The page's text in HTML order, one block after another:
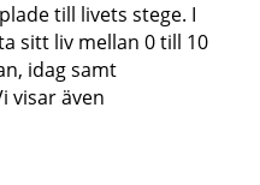
till livets stege. I
sitt liv mellan 0 till 10
idag samt
visar även